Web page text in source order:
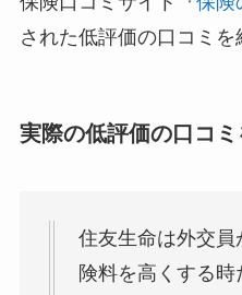
された低評価の口コミを
実際の低評価の口コ
住友生命は外交
険料を高くする時